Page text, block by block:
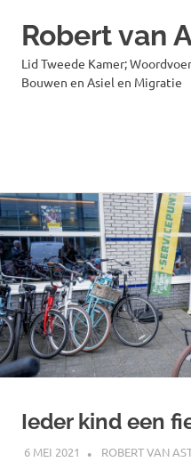
Ga
naar
de
inhoud
Robert van
Lid Tweede Kamer;
Bouwen en Asiel en Migratie
Ieder kind een
6 MEI 2021 ROBERT VAN